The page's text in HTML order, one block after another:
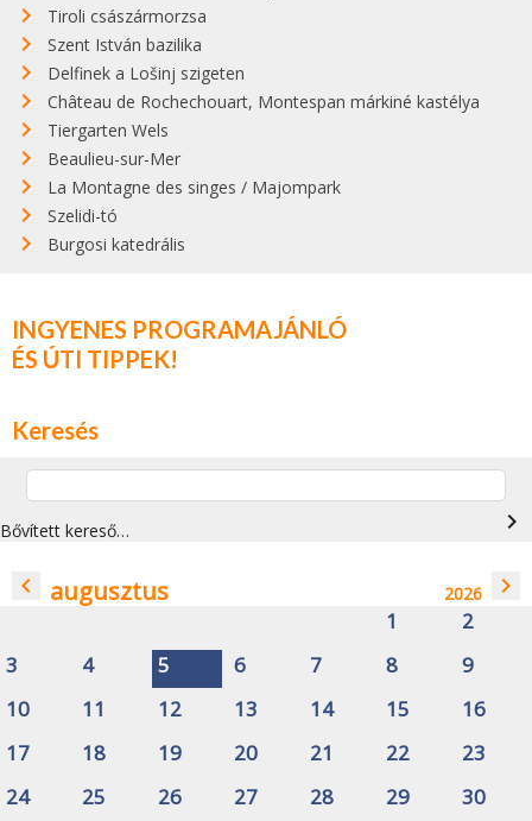
Tiroli császármorzsa
Szent István bazilika
Delfinek a Lošinj szigeten
Château de Rochechouart, Montespan márkiné kastélya
Tiergarten Wels
Beaulieu-sur-Mer
La Montagne des singes / Majompark
Szelidi-tó
Burgosi katedrális
INGYENES PROGRAMAJÁNLÓ
ÉS ÚTI TIPPEK!
Keresés
Bővített kereső… navigate_next
navigate_before augusztus 2026 navigate_next
1
2
3
4 5 6 7 8
9
10
11 12 13 14 15
16
17
18 19 20 21 22
23
24
25 26 27 28 29
30